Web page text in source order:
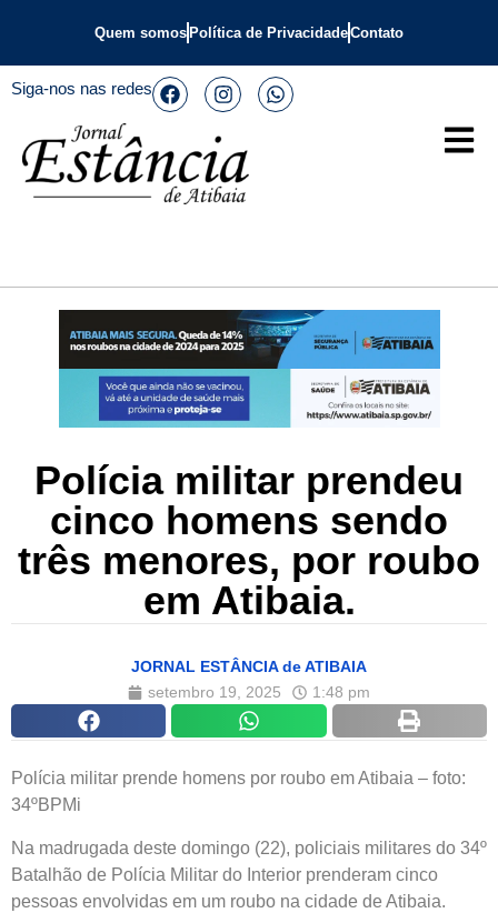
Quem somos Política de PrivacidadeContato
Siga-nos nas redes
Polícia militar prendeu
cinco homens sendo
três menores, por roubo
em Atibaia.
JORNAL ESTÂNCIA de ATIBAIA
setembro 19, 2025
1:48 pm
Polícia militar prende homens por roubo em Atibaia – foto:
34ºBPMi
Na madrugada deste domingo (22), policiais militares do 34º
Batalhão de Polícia Militar do Interior prenderam cinco
pessoas envolvidas em um roubo na cidade de Atibaia.